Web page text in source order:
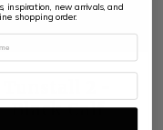
Black Calf
inspiration, new arrivals, and
shopping order.